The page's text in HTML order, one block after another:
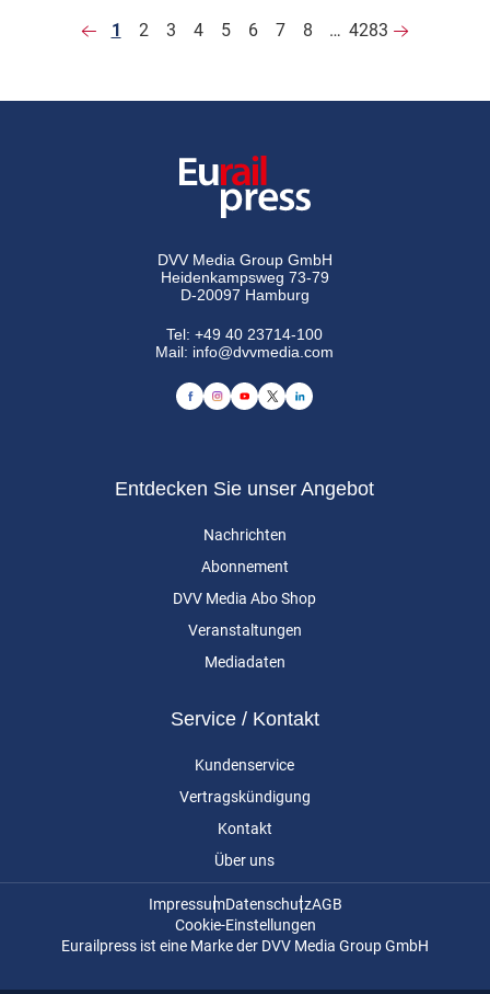
1 2 3 4 5 6 7 8 … 4283
DVV Media Group GmbH
Heidenkampsweg 73-79
D-20097 Hamburg
Tel:+49 40 23714-100
Mail: info@dvvmedia.com
Entdecken Sie unser Angebot
Nachrichten
Abonnement
DVV Media Abo Shop
Veranstaltungen
Mediadaten
Service / Kontakt
Kundenservice
Vertragskündigung
Kontakt
Über uns
ImpressumDatenschutzAGB
Cookie-Einstellungen
Eurailpress ist eine Marke der DVV Media Group GmbH